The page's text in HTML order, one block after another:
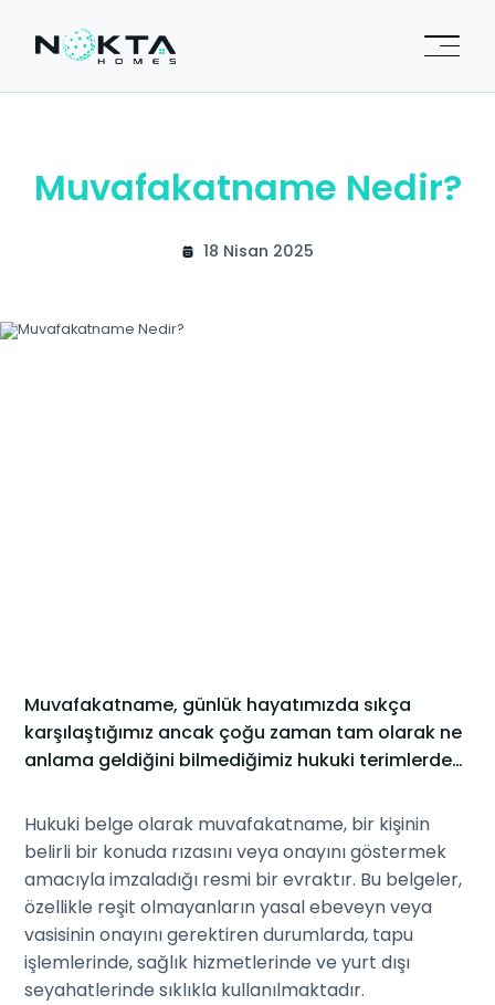
Muvafakatname Nedir?
18 Nisan 2025
Muvafakatname, günlük hayatımızda sıkça
karşılaştığımız ancak çoğu zaman tam olarak ne
anlama geldiğini bilmediğimiz hukuki terimlerden
kelimesinden türemiştir. Kelime olarak uzlaşma,
onay verme, razı olma gibi anlamları mevcuttur.
Ancak bu kelimenin farklı kullanımları vardır.
Hukuki belge olarak muvafakatname, bir kişinin
belirli bir konuda rızasını veya onayını göstermek
amacıyla imzaladığı resmi bir evraktır. Bu belgeler,
özellikle reşit olmayanların yasal ebeveyn veya
vasisinin onayını gerektiren durumlarda, tapu
işlemlerinde, sağlık hizmetlerinde ve yurt dışı
seyahatlerinde sıklıkla kullanılmaktadır.